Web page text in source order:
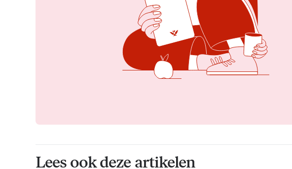
Lees ook deze artikelen